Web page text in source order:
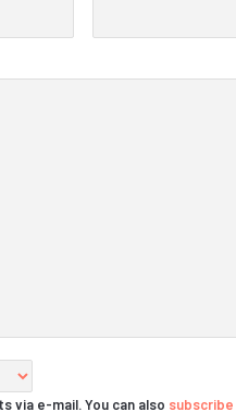
via e-mail. You can also subscribe